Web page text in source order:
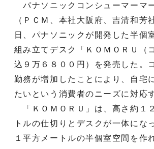
パナソニックコンシューマーマ
（ＰＣＭ、本社大阪府、吉清和芳
日、パナソニックが開発した半個
組み立てデスク「ＫＯＭＯＲＵ（
込９万６８００円）を発売した。
勤務が増加したことにより、自宅
たいという消費者のニーズに対応
「ＫＯＭＯＲＵ」は、高さ約１
トルの仕切りとデスクが一体にな
１平方メートルの半個室空間を作